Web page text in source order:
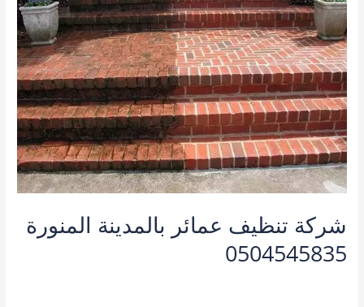
شركة تنظيف عمائر بالمدينة المنورة
0504545835